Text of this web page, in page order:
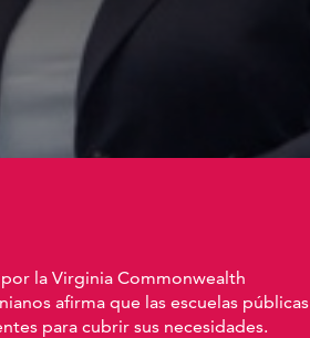
la Virginia Commonwealth
afirma que las escuelas públicas
para cubrir sus necesidades.